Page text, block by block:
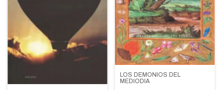
LOS DEMONIOS DEL
MEDIODIA